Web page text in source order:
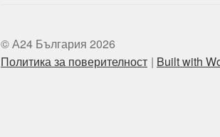
© А24 България 2026
Политика за поверителност
Built with